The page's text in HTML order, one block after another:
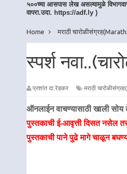
५००च्या आसपास लेख असल्यामुळे
वापरा.उदा. https://adf.ly )
Home मराठी
स्पर्श
प्रशांत दा.रेडकर मराठी
ऑनलाईन वाचण्यासाठी खाली
पुस्तकाची ई-आवृत्ती दिसत नसेल
पुस्तकाची पाने पुढे मागे चाळून